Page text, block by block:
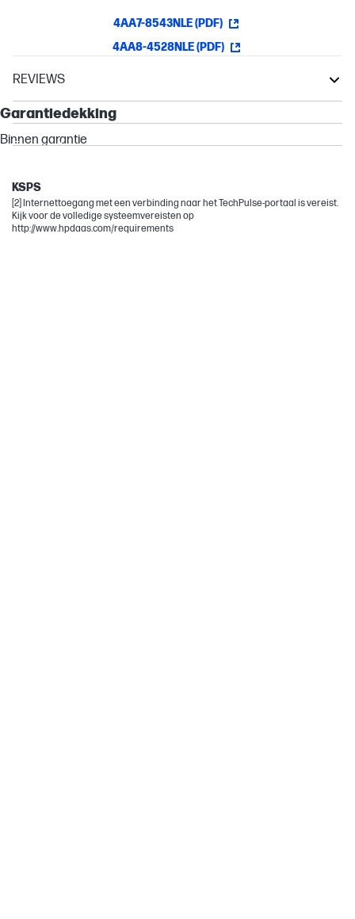
4AA7-8543NLE (PDF)
4AA8-4528NLE (PDF)
Garantie
Garantiedekking
Binnen garantie
REVIEWS
Pro
ProBook
Essential
KSPS
[2] Internettoegang met een verbinding naar het TechPulse-portaal is vereist.
Kijk voor de volledige systeemvereisten op
http://www.hpdaas.com/requirements